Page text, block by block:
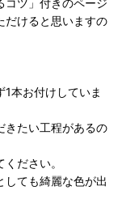
だけると思いますの
本お付けしていま
きたい工程があるの
ださい。
しても綺麗な色が出